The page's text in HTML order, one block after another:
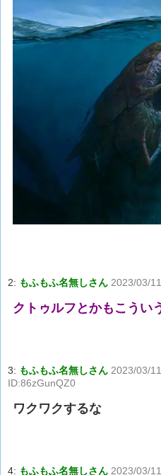
2: もふもふ名無しさん 2023/03/
クトゥルフとかもこうい
3: もふもふ名無しさん 2023/03/
ID:86zGunQZ0
ワクワクするな
4: もふもふ名無しさん 2023/03/